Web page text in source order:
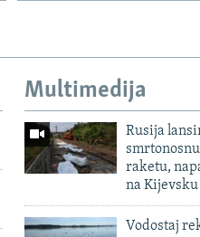
Multimedija
Rusija
raketu,
na Kijevsku
Vodostaj